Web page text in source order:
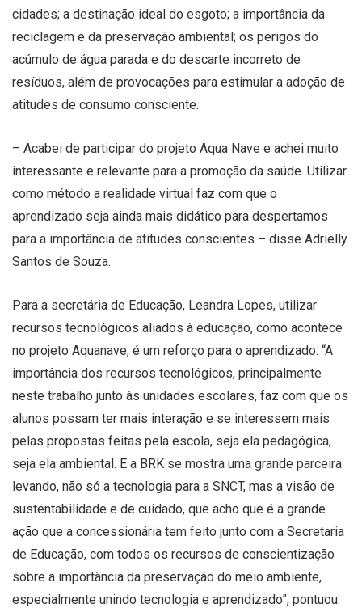
cidades; a destinação ideal do esgoto; a importância da
reciclagem e da preservação ambiental; os perigos do
acúmulo de água parada e do descarte incorreto de
resíduos, além de provocações para estimular a adoção de
atitudes de consumo consciente.
– Acabei de participar do projeto Aqua Nave e achei muito
interessante e relevante para a promoção da saúde. Utilizar
como método a realidade virtual faz com que o
aprendizado seja ainda mais didático para despertamos
para a importância de atitudes conscientes – disse Adrielly
Santos de Souza.
Para a secretária de Educação, Leandra Lopes, utilizar
recursos tecnológicos aliados à educação, como acontece
no projeto Aquanave, é um reforço para o aprendizado: “A
importância dos recursos tecnológicos, principalmente
neste trabalho junto às unidades escolares, faz com que os
alunos possam ter mais interação e se interessem mais
pelas propostas feitas pela escola, seja ela pedagógica,
seja ela ambiental. E a BRK se mostra uma grande parceira
levando, não só a tecnologia para a SNCT, mas a visão de
sustentabilidade e de cuidado, que acho que é a grande
ação que a concessionária tem feito junto com a Secretaria
de Educação, com todos os recursos de conscientização
sobre a importância da preservação do meio ambiente,
especialmente unindo tecnologia e aprendizado”, pontuou.